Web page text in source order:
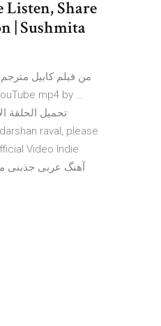
Listen, Share
| Sushmita
Video Indie